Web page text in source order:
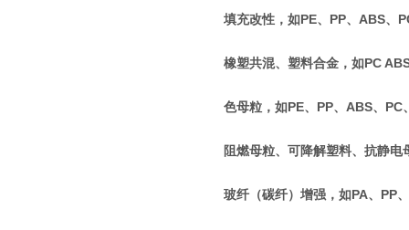
填充改性，如PE、PP、ABS、
橡塑共混、塑料合金，如PC
色母粒，如PE、PP、ABS、PC
阻燃母粒、可降解塑料、抗静电
玻纤（碳纤）增强，如PA、PP